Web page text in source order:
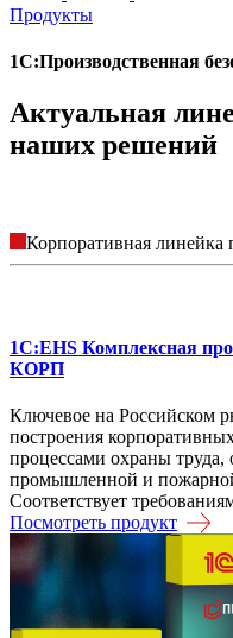
Продукты
1С:Производственная
Актуальная
наших решений
Корпоративная линейка
1С:EHS Комплексная
КОРП
Ключевое на Российском
построения
процессами охраны
промышленной и
Соответствует
Посмотреть продукт